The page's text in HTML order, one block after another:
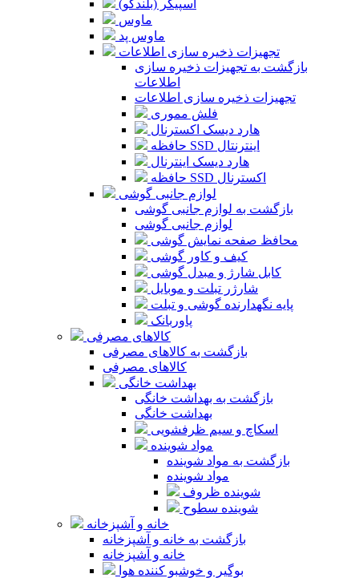
اسپیکر (بلندگو)
ماوس
ماوس پد
تجهیزات ذخیره سازی اطلاعات
بازگشت به تجهیزات ذخیره سازی
اطلاعات
تجهیزات ذخیره سازی اطلاعات
فلش مموری
هارد دیسک اکسترنال
حافظه SSD اینترنتال
هارد دیسک اینترنال
حافظه SSD اکسترنال
لوازم جانبی گوشی
بازگشت به لوازم جانبی گوشی
لوازم جانبی گوشی
محافظ صفحه نمایش گوشی
کیف و کاور گوشی
کابل شارژ و مبدل گوشی
شارژر تبلت و موبایل
پایه نگهدارنده گوشی و تبلت
پاوربانک
کالاهای مصرفی
بازگشت به کالاهای مصرفی
کالاهای مصرفی
بهداشت خانگی
بازگشت به بهداشت خانگی
بهداشت خانگی
اسکاچ و سیم ظرفشویی
مواد شوینده
بازگشت به مواد شوینده
مواد شوینده
شوینده ظروف
شوینده سطوح
خانه و آشپزخانه
بازگشت به خانه و آشپزخانه
خانه و آشپزخانه
بوگیر و خوشبو کننده هوا